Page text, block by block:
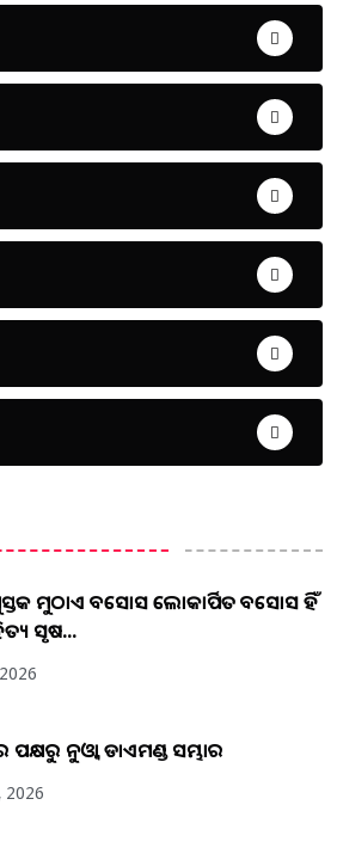
ମୁଠାଏ ଅବସୋସ ଲୋକାର୍ପିତ ଅବସୋସ ହିଁ
ସୃଷ...
ପକ୍ଷରୁ ନୁଓ୍ବା ଡାଏମଣ୍ଡ ସମ୍ଭାର
2026